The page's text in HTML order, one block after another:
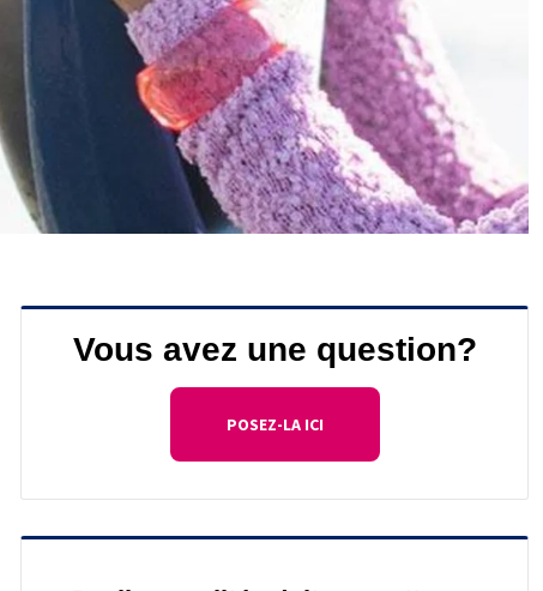
Vous avez une question?
POSEZ-LA ICI